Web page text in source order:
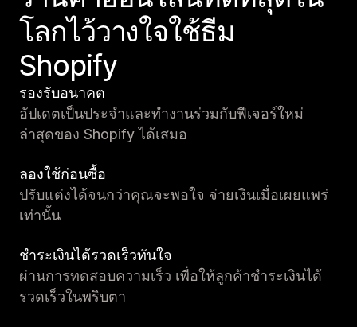
โลกไว้วางใจใช้ธีม
Shopify
รองรับอนาคต
อัปเดตเป็นประจำและทำงานร่วมกับฟีเจอร์ใหม่
ล่าสุดของ Shopify ได้เสมอ
ลองใช้ก่อนซื้อ
ปรับแต่งได้จนกว่าคุณจะพอใจ จ่ายเงินเมื่อเผยแพร่
เท่านั้น
ชำระเงินได้รวดเร็วทันใจ
ผ่านการทดสอบความเร็ว เพื่อให้ลูกค้าชำระเงินได้
รวดเร็วในพริบตา